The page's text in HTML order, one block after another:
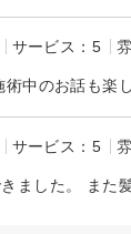
サービス：5
サービス：5
ました。 また